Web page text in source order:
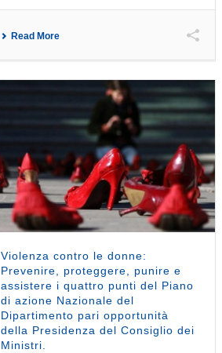
Read More
Violenza contro le donne:
Prevenire, proteggere, punire e
assistere i quattro punti del Piano
di azione Nazionale del
Dipartimento pari opportunità
della Presidenza del Consiglio dei
Ministri.